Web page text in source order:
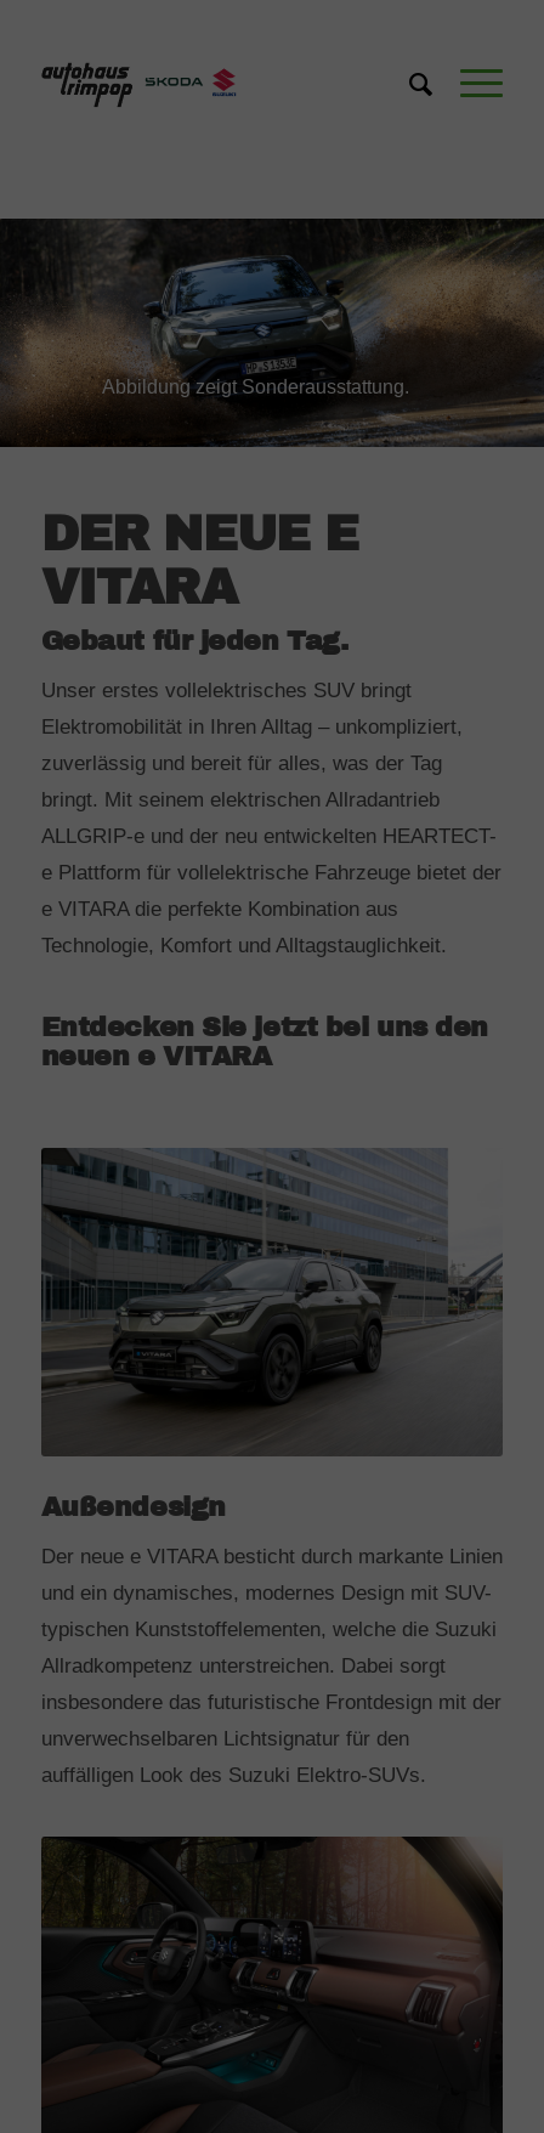
Abbildung zeigt Sonderausstattung.
DER NEUE E
VITARA
Gebaut für jeden Tag.
Unser erstes vollelektrisches SUV bringt
Elektromobilität in Ihren Alltag – unkompliziert,
zuverlässig und bereit für alles, was der Tag
bringt. Mit seinem elektrischen Allradantrieb
ALLGRIP-e und der neu entwickelten HEARTECT-
e Plattform für vollelektrische Fahrzeuge bietet der
e VITARA die perfekte Kombination aus
Technologie, Komfort und Alltagstauglichkeit.
Entdecken Sie jetzt bei uns den
neuen e VITARA
Außendesign
Der neue e VITARA besticht durch markante Linien
und ein dynamisches, modernes Design mit SUV-
typischen Kunststoffelementen, welche die Suzuki
Allradkompetenz unterstreichen. Dabei sorgt
insbesondere das futuristische Frontdesign mit der
unverwechselbaren Lichtsignatur für den
auffälligen Look des Suzuki Elektro-SUVs.